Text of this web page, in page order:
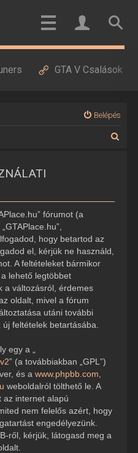
GTA V Csalások
Belépés
fórumot (a
hogy betartod az
el, kérjük ne használd,
A feltételeket bármikor
lehető legtöbbet
a változásról, érdemes
oldalt, mivel a fórum
utáni további
feltételek betartásába.
egy a „
” (a továbbiakban „GPL”)
és a www.phpbb.com
weboldalról tölthető le. A
az internet alapú
nem felelős azért, hogy
engedélyezünk.
ről, kérjük, látogasd meg a